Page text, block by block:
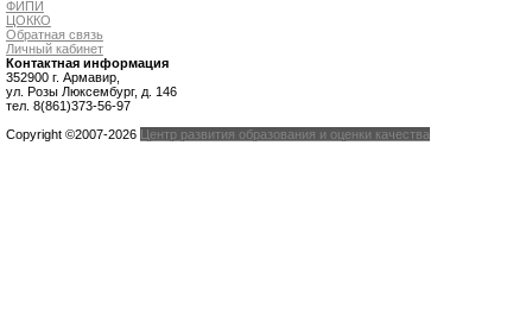
ФИПИ
ЦОККО
Обратная связь
Личный кабинет
Контактная информация
352900 г. Армавир,
ул. Розы Люксембург, д. 146
тел. 8(861)373-56-97
Copyright ©2007-2026 Центр развития образования и оценки качества